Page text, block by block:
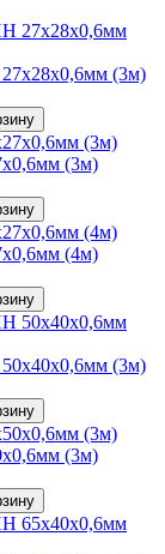
(3м)
(3м)
(4м)
(3м)
(3м)